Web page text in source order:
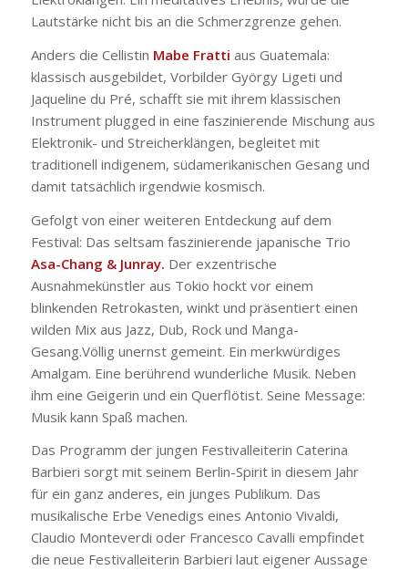
Lautstärke nicht bis an die Schmerzgrenze gehen.
Anders die Cellistin Mabe Fratti aus Guatemala:
klassisch ausgebildet, Vorbilder György Ligeti und
Jaqueline du Pré, schafft sie mit ihrem klassischen
Instrument plugged in eine faszinierende Mischung aus
Elektronik- und Streicherklängen, begleitet mit
traditionell indigenem, südamerikanischen Gesang und
damit tatsächlich irgendwie kosmisch.
Gefolgt von einer weiteren Entdeckung auf dem
Festival: Das seltsam faszinierende japanische Trio
Asa-Chang & Junray. Der exzentrische
Ausnahmekünstler aus Tokio hockt vor einem
blinkenden Retrokasten, winkt und präsentiert einen
wilden Mix aus Jazz, Dub, Rock und Manga-
Gesang.Völlig unernst gemeint. Ein merkwürdiges
Amalgam. Eine berührend wunderliche Musik. Neben
ihm eine Geigerin und ein Querflötist. Seine Message:
Musik kann Spaß machen.
Das Programm der jungen Festivalleiterin Caterina
Barbieri sorgt mit seinem Berlin-Spirit in diesem Jahr
für ein ganz anderes, ein junges Publikum. Das
musikalische Erbe Venedigs eines Antonio Vivaldi,
Claudio Monteverdi oder Francesco Cavalli empfindet
die neue Festivalleiterin Barbieri laut eigener Aussage